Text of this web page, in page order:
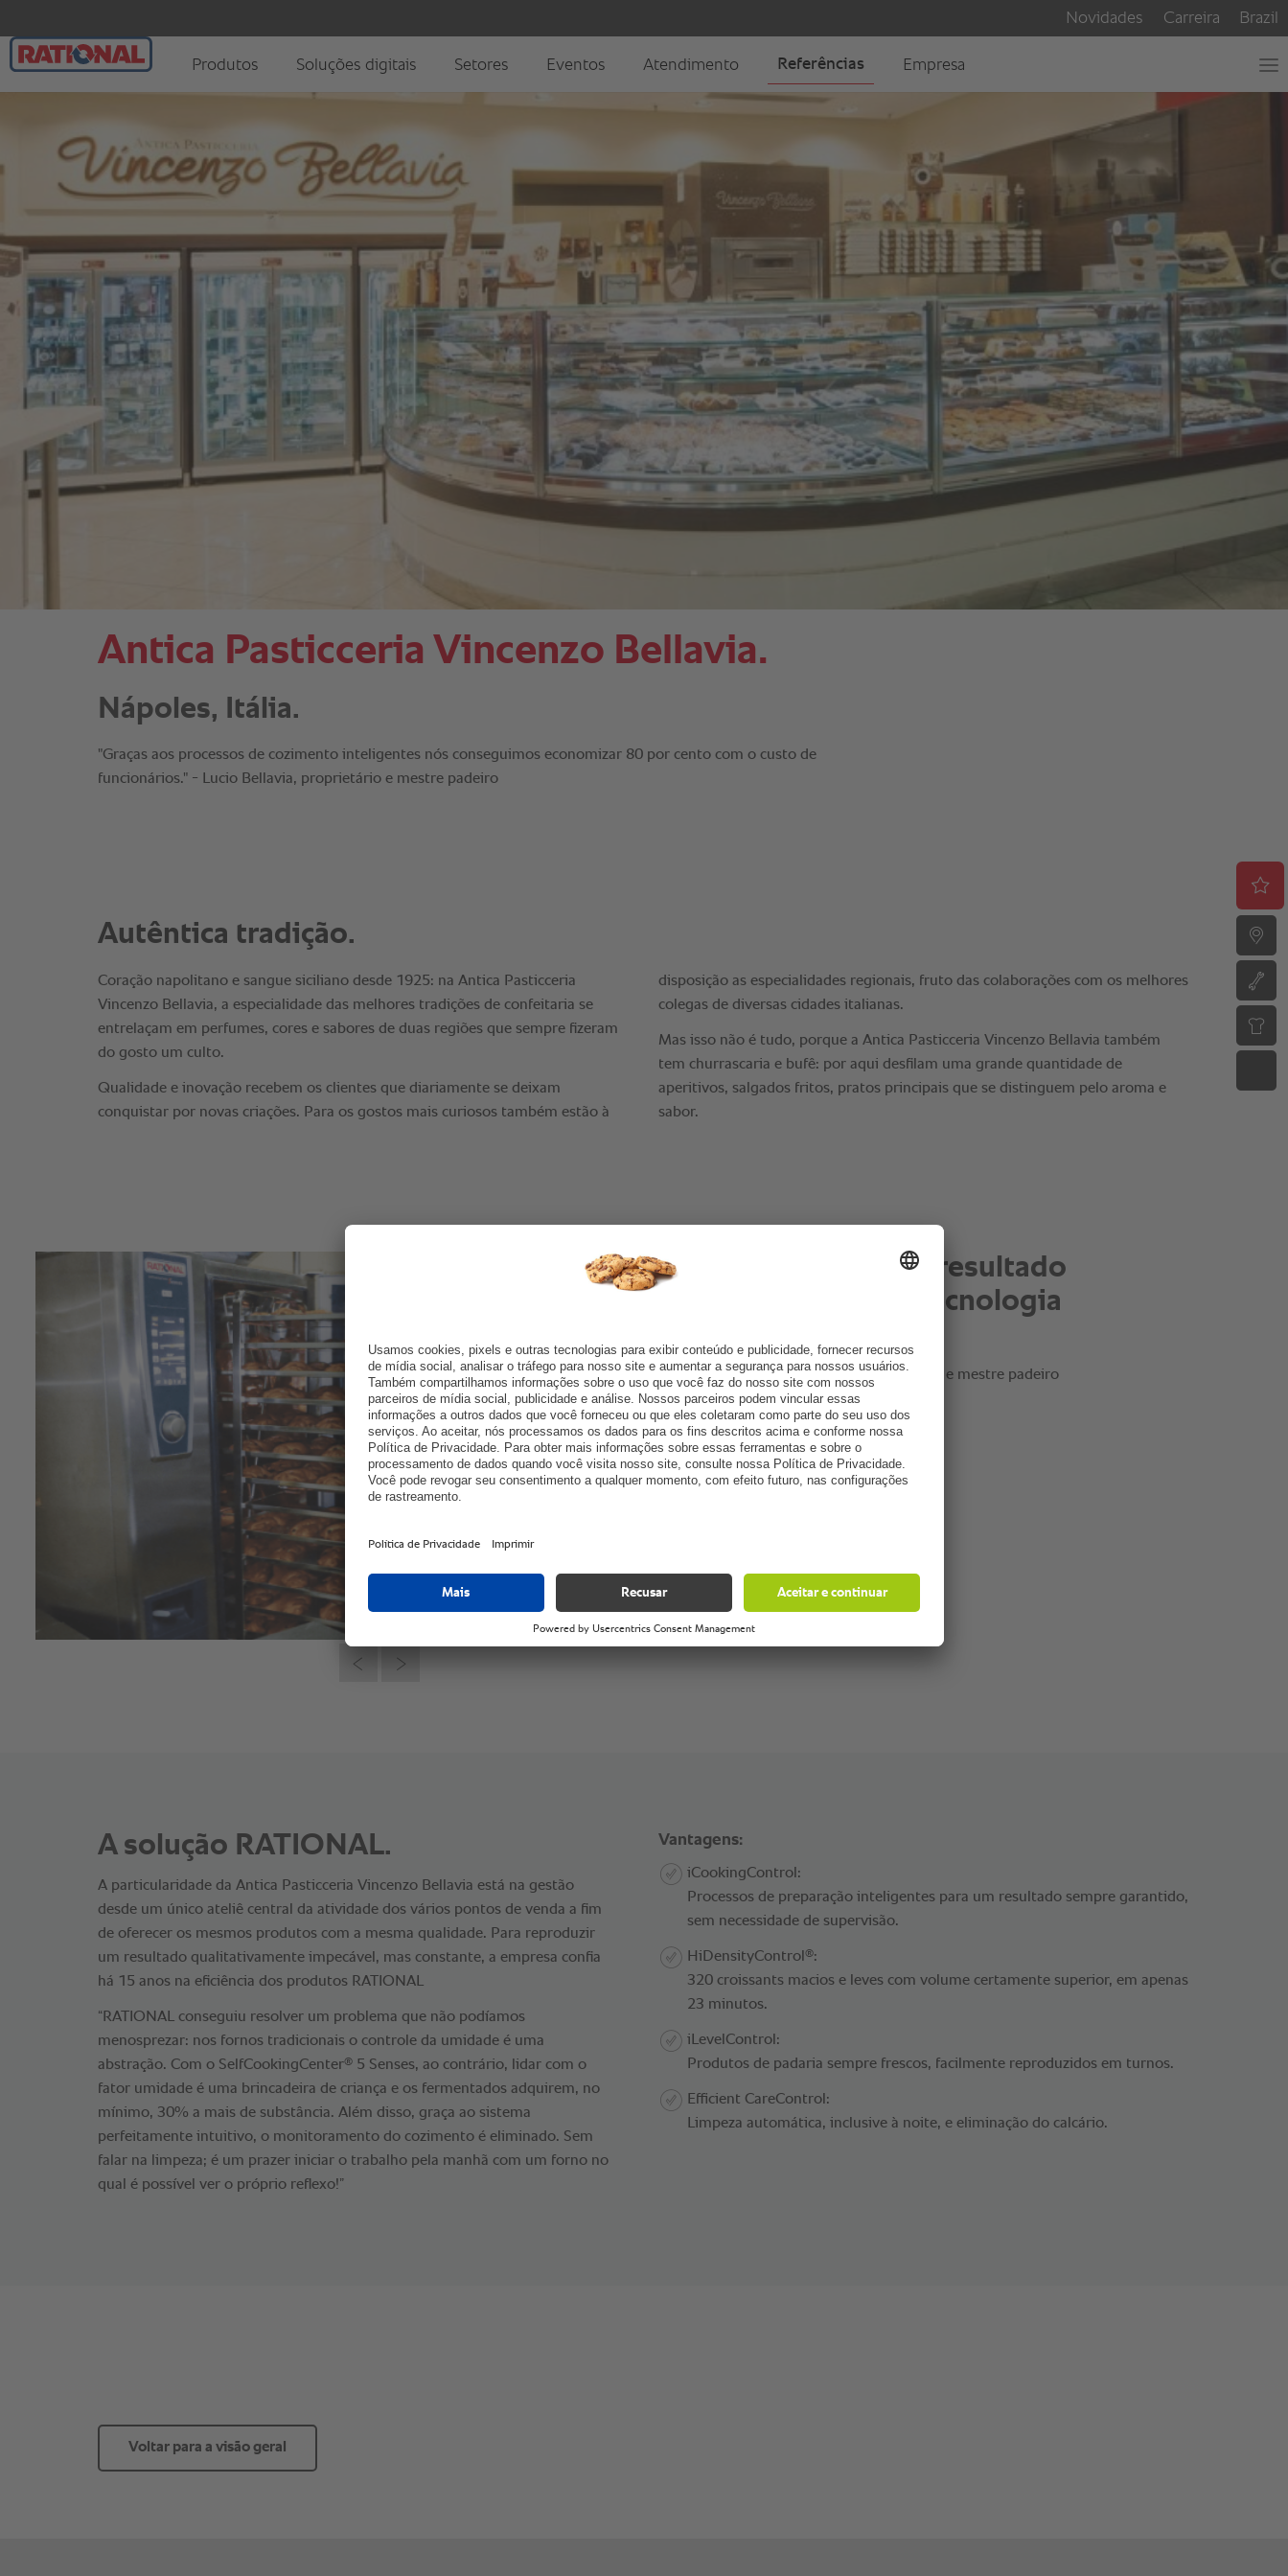
Antica Pasticceria Vincenzo Bellavia.
Nápoles, Itália.
"Graças aos processos de cozimento inteligentes nós conseguimos economizar 80 por cento com o custo de
funcionários." - Lucio Bellavia, proprietário e mestre padeiro
"Graças aos processos de
cozimento inteligentes nós
por cento com o custo de
funcionários."
- Lucio Bellavia, proprietário e mestre padeiro
A solução RATIONAL.
A particularidade da Antica Pasticceria Vincenzo Bellavia está na gestão
desde um único ateliê central da atividade dos vários pontos de venda a fim
de oferecer os mesmos produtos com a mesma qualidade. Para reproduzir
um resultado qualitativamente impecável, mas constante, a empresa confia
há 15 anos na eficiência dos produtos RATIONAL
“RATIONAL conseguiu resolver um problema que não podíamos
menosprezar: nos fornos tradicionais o controle da umidade é uma
abstração. Com o SelfCookingCenter® 5 Senses, ao contrário, lidar com o
fator umidade é uma brincadeira de criança e os fermentados adquirem, no
mínimo, 30% a mais de substância. Além disso, graça ao sistema
perfeitamente intuitivo, o monitoramento do cozimento é eliminado. Sem
falar na limpeza; é um prazer iniciar o trabalho pela manhã com um forno no
qual é possível ver o próprio reflexo!”
Vantagens:
iCookingControl:
Processos de preparação inteligentes para um resultado sempre garantido,
sem necessidade de supervisão.
HiDensityControl ®:
320 croissants macios e leves com volume certamente superior, em apenas
23 minutos.
iLevelControl:
Produtos de padaria sempre frescos, facilmente reproduzidos em turnos.
Efficient CareControl:
Limpeza automática, inclusive à noite, e eliminação do calcário.
Voltar para a visão geral